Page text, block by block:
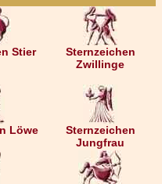
Stier
Sternzeichen
Zwillinge
Löwe
Sternzeichen
Jungfrau